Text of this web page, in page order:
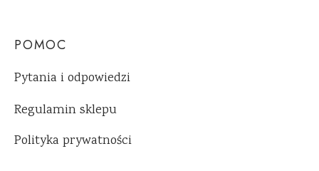
POMOC
Pytania i odpowiedzi
Regulamin sklepu
Polityka prywatności